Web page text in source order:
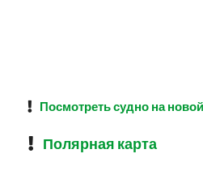
Посмотреть судно на
Полярная карта